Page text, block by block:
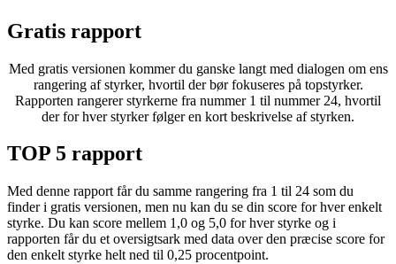
Gratis rapport
Med gratis versionen kommer du ganske langt med dialogen om ens
rangering af styrker, hvortil der bør fokuseres på topstyrker.
Rapporten rangerer styrkerne fra nummer 1 til nummer 24, hvortil
der for hver styrker følger en kort beskrivelse af styrken.
TOP 5 rapport
Med denne rapport får du samme rangering fra 1 til 24 som du
finder i gratis versionen, men nu kan du se din score for hver enkelt
styrke. Du kan score mellem 1,0 og 5,0 for hver styrke og i
rapporten får du et oversigtsark med data over den præcise score for
den enkelt styrke helt ned til 0,25 procentpoint.